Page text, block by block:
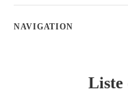
NAVIGATION
Liste